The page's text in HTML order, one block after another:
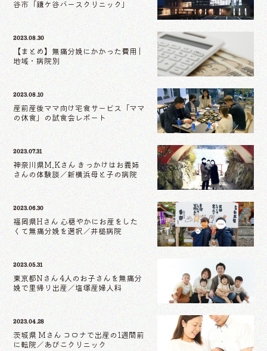
谷市「鎌ケ谷バースクリニック」
2023.08.30
【まとめ】無痛分娩にかかった費用 |
地域・病院別
2023.08.10
産前産後ママ向け宅食サービス「ママ
の休食」の試食会レポート
2023.07.31
神奈川県M.Kさん きっかけはお義姉
さんの体験談／新横浜母と子の病院
2023.06.30
福岡県Hさん 心穏やかにお産をした
くて無痛分娩を選択／井槌病院
2023.05.31
東京都Nさん 4人のお子さんを無痛分
娩で里帰り出産／塩塚産婦人科
2023.04.28
茨城県 Mさん コロナで出産の1週間前
に転院／あびこクリニック